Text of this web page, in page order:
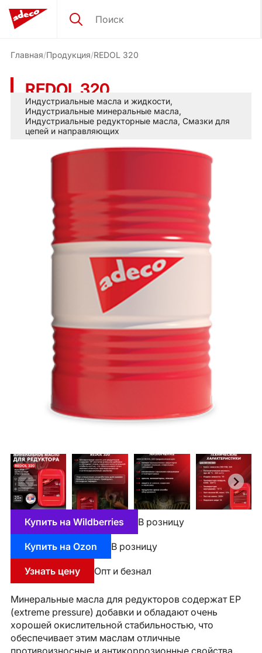
Главная Продукция REDOL 320
REDOL 320
Индустриальные масла и жидкости,
Индустриальные минеральные масла,
Индустриальные редукторные масла, Смазки для
цепей и направляющих
Купить на Wildberries В розницу
Купить на Ozon В розницу
Узнать цену Опт и безнал
Минеральные масла для редукторов содержат EP
(extreme pressure) добавки и обладают очень
хорошей окислительной стабильностью, что
обеспечивает этим маслам отличные